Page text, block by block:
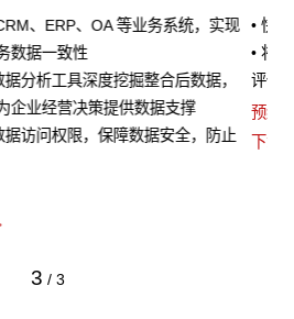
行集成，为业务处理提供AI 辅助
结合，在客户服务、销售预测、风险
3 / 3